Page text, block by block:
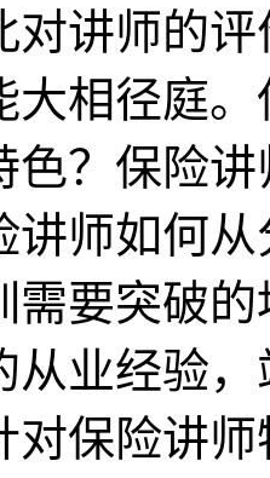
对讲师的
大相径庭
色？保险
讲师如何
需要突破
从业经验
对保险讲